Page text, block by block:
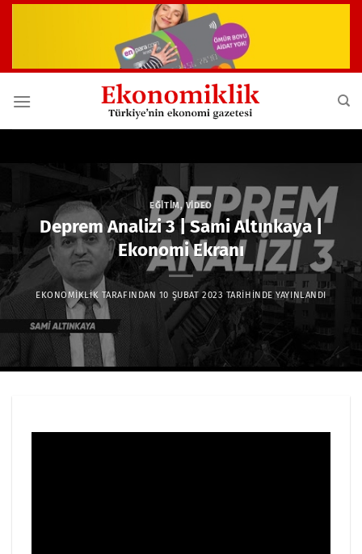
EĞITIM,VIDEO
Deprem Analizi 3 | Sami Altınkaya |
Ekonomi Ekranı
EKONOMIKLIK TARAFINDAN 10 ŞUBAT 2023 TARIHINDE YAYINLANDI